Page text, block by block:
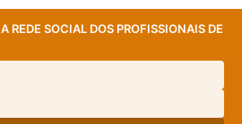
A REDE SOCIAL DOS PROFISSIONAIS DE